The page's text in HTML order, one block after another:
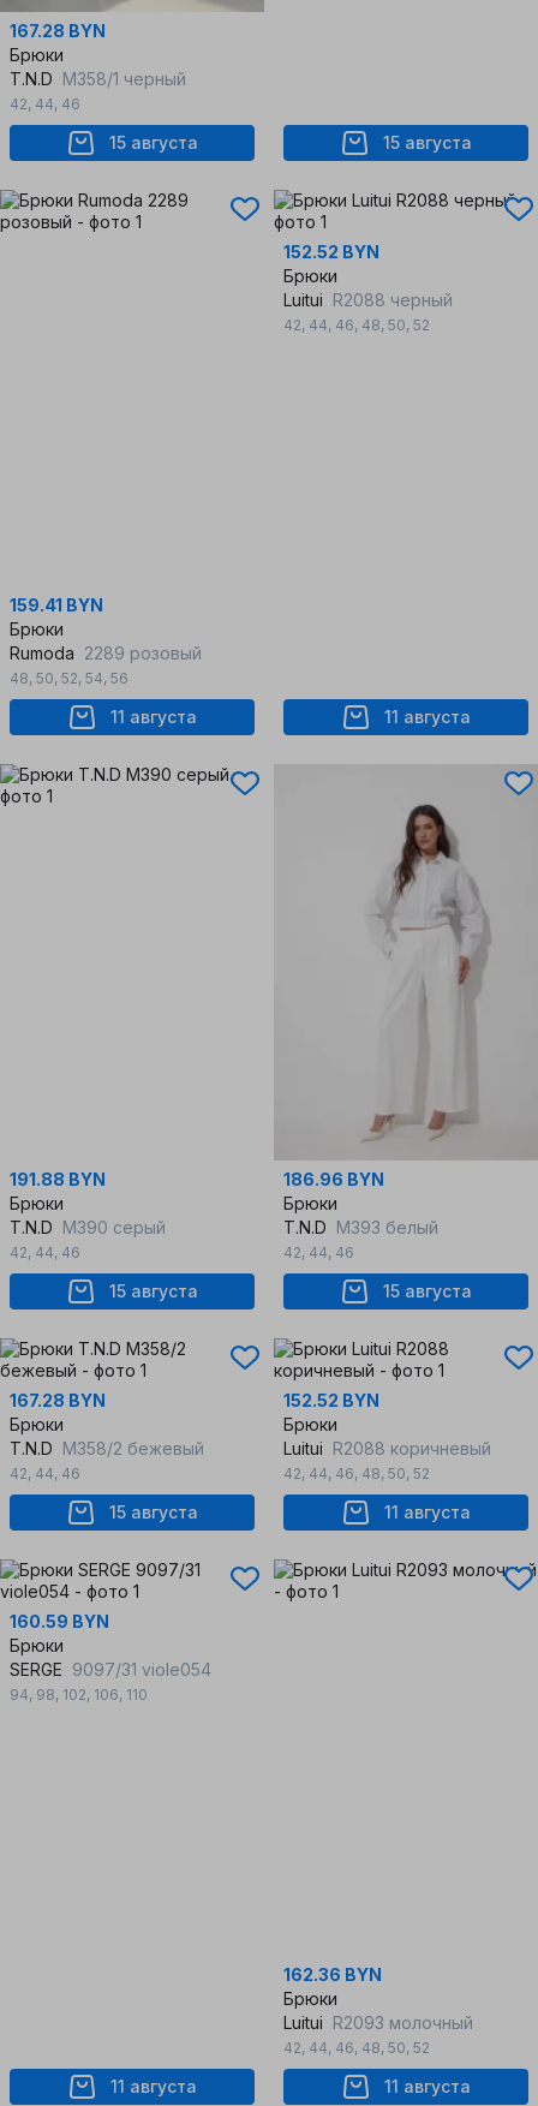
167.28 BYN
Брюки
T.N.D М358/1 черный
42, 44, 46
15 августа 15 августа
159.41 BYN
Брюки
Rumoda 2289 розовый
48, 50, 52, 54, 56
11 августа
152.52 BYN
Брюки
Luitui R2088 черный
42, 44, 46, 48, 50, 52
11 августа
191.88 BYN
Брюки
T.N.D М390 серый
42, 44, 46
15 августа
186.96 BYN
Брюки
T.N.D М393 белый
42, 44, 46
15 августа
167.28 BYN
Брюки
T.N.D М358/2 бежевый
42, 44, 46
15 августа
152.52 BYN
Брюки
Luitui R2088 коричневый
42, 44, 46, 48, 50, 52
11 августа
160.59 BYN
Брюки
SERGE 9097/31 viole054
94, 98, 102, 106, 110
11 августа
162.36 BYN
Брюки
Luitui R2093 молочный
42, 44, 46, 48, 50, 52
11 августа